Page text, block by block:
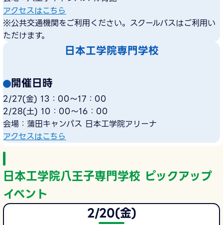
アクセスはこちら
※公共交通機関をご利用ください。スクールバスはご利用い
ただけます。
日本工学院専門学校
開催日時
2/27(金) 13：00〜17：00
2/28(土) 10：00〜16：00
会場：蒲田キャンパス 日本工学院アリーナ
アクセスはこちら
日本工学院八王子専門学校 ピックアップ
イベント
2/20(金)